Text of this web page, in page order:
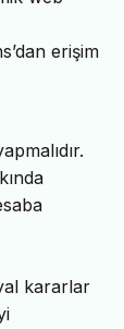
erişim
kararlar